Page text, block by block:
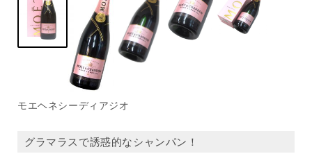
モエヘネシーディアジオ
グラマラスで誘惑的なシャンパン！